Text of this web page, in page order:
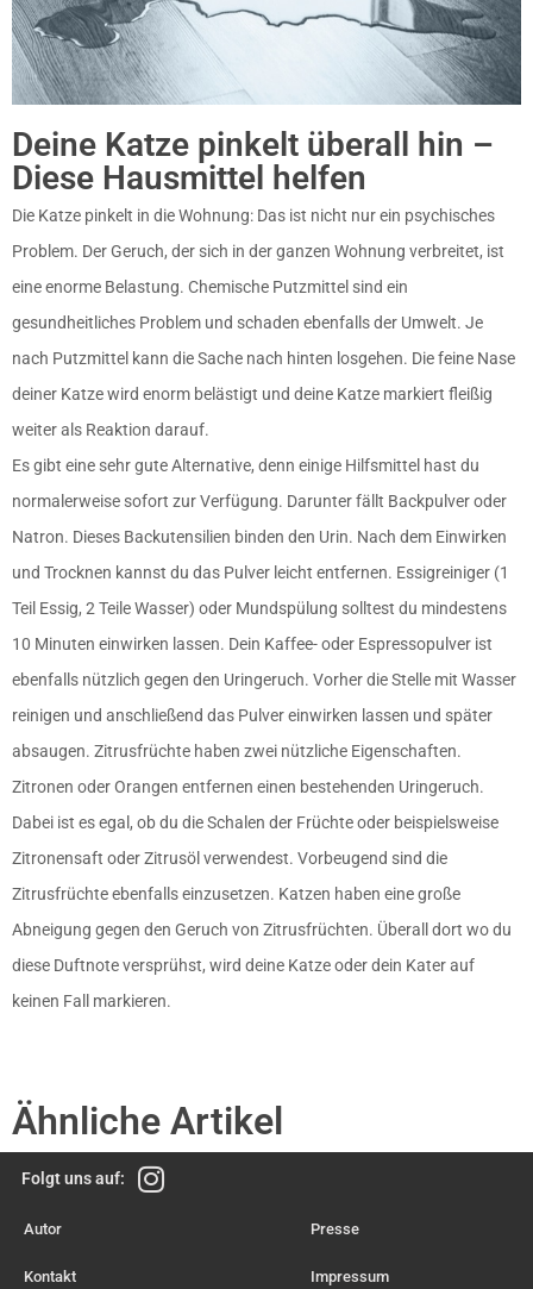
Deine Katze pinkelt überall hin –
Diese Hausmittel helfen
Die Katze pinkelt in die Wohnung: Das ist nicht nur ein psychisches
Problem. Der Geruch, der sich in der ganzen Wohnung verbreitet, ist
eine enorme Belastung. Chemische Putzmittel sind ein
gesundheitliches Problem und schaden ebenfalls der Umwelt. Je
nach Putzmittel kann die Sache nach hinten losgehen. Die feine Nase
deiner Katze wird enorm belästigt und deine Katze markiert fleißig
weiter als Reaktion darauf.
Es gibt eine sehr gute Alternative, denn einige Hilfsmittel hast du
normalerweise sofort zur Verfügung. Darunter fällt Backpulver oder
Natron. Dieses Backutensilien binden den Urin. Nach dem Einwirken
und Trocknen kannst du das Pulver leicht entfernen. Essigreiniger (1
Teil Essig, 2 Teile Wasser) oder Mundspülung solltest du mindestens
10 Minuten einwirken lassen. Dein Kaffee- oder Espressopulver ist
ebenfalls nützlich gegen den Uringeruch. Vorher die Stelle mit Wasser
reinigen und anschließend das Pulver einwirken lassen und später
absaugen. Zitrusfrüchte haben zwei nützliche Eigenschaften.
Zitronen oder Orangen entfernen einen bestehenden Uringeruch.
Dabei ist es egal, ob du die Schalen der Früchte oder beispielsweise
Zitronensaft oder Zitrusöl verwendest. Vorbeugend sind die
Zitrusfrüchte ebenfalls einzusetzen. Katzen haben eine große
Abneigung gegen den Geruch von Zitrusfrüchten. Überall dort wo du
diese Duftnote versprühst, wird deine Katze oder dein Kater auf
keinen Fall markieren.
Ähnliche Artikel
Folgt uns auf:
Autor Presse
Kontakt Impressum